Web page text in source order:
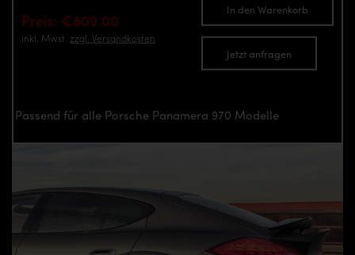
Preis: €809.00
inkl. Mwst. zzgl. Versandkosten
In den Warenkorb
Jetzt anfragen
Passend für alle Porsche Panamera 970 Modelle